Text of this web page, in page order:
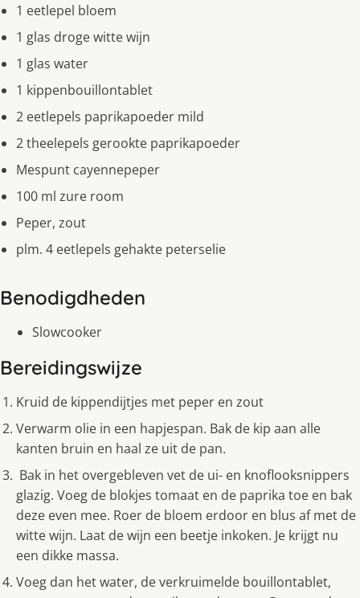
1 eetlepel bloem
1 glas droge witte wijn
1 glas water
1 kippenbouillontablet
2 eetlepels paprikapoeder mild
2 theelepels gerookte paprikapoeder
Mespunt cayennepeper
100 ml zure room
Peper, zout
plm. 4 eetlepels gehakte peterselie
Benodigdheden
Slowcooker
Bereidingswijze
Kruid de kippendijtjes met peper en zout
Verwarm olie in een hapjespan. Bak de kip aan alle
kanten bruin en haal ze uit de pan.
Bak in het overgebleven vet de ui- en knoflooksnippers
glazig. Voeg de blokjes tomaat en de paprika toe en bak
deze even mee. Roer de bloem erdoor en blus af met de
witte wijn. Laat de wijn een beetje inkoken. Je krijgt nu
een dikke massa.
Voeg dan het water, de verkruimelde bouillontablet,